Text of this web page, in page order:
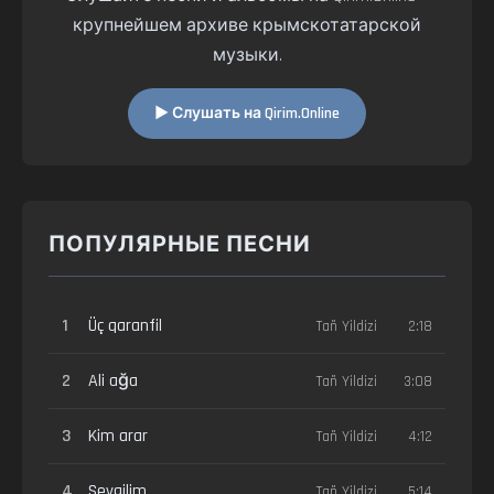
крупнейшем архиве крымскотатарской
музыки.
▶ Слушать на Qirim.Online
ПОПУЛЯРНЫЕ ПЕСНИ
1 Üç qaranfil Tañ Yildizi 2:18
2 Ali ağa Tañ Yildizi 3:08
3 Kim arar Tañ Yildizi 4:12